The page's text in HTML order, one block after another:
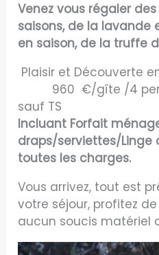
Venez vous régaler
saisons, de la lavande
en saison, de la truffe
Plaisir et Découverte
960 €/gîte /4
sauf TS
Incluant Forfait
draps/serviettes/Linge
toutes les charges.
Vous arrivez, tout est
votre séjour, profitez
aucun soucis matériel